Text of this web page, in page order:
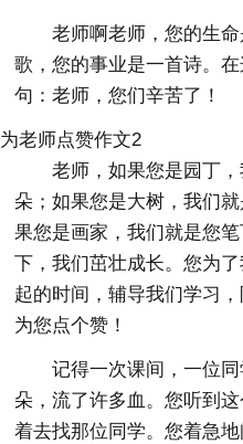
老师啊老师，您的生
歌，您的事业是一首诗。
句：老师，您们辛苦了！
为老师点赞作文2
老师，如果您是园丁
朵；如果您是大树，我们
果您是画家，我们就是您
下，我们茁壮成长。您为
起的时间，辅导我们学习
为您点个赞！
记得一次课间，一位
朵，流了许多血。您听到
着去找那位同学。您着急